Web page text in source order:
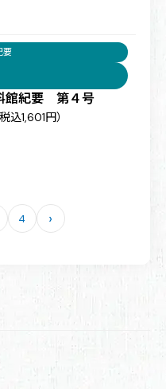
館紀要 第４号
要
税込1,601円）
4 ›